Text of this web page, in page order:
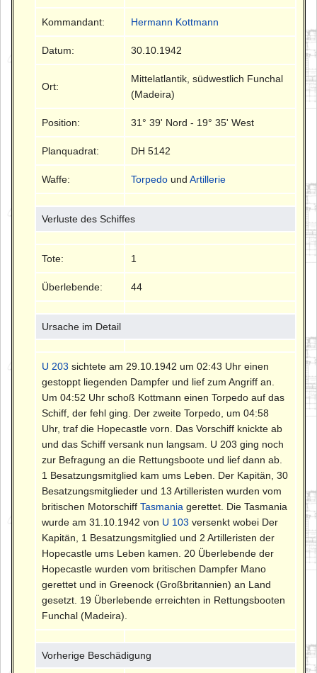
Kommandant: Hermann Kottmann
Datum: 30.10.1942
Ort:
Mittelatlantik, südwestlich Funchal
(Madeira)
Position: 31° 39' Nord - 19° 35' West
Planquadrat: DH 5142
Waffe: Torpedo undArtillerie
Verluste des Schiffes
Tote: 1
Überlebende: 44
Ursache im Detail
U 203 sichtete am 29.10.1942 um 02:43 Uhr einen
gestoppt liegenden Dampfer und lief zum Angriff an.
Um 04:52 Uhr schoß Kottmann einen Torpedo auf das
Schiff, der fehl ging. Der zweite Torpedo, um 04:58
Uhr, traf die Hopecastle vorn. Das Vorschiff knickte ab
und das Schiff versank nun langsam. U 203 ging noch
zur Befragung an die Rettungsboote und lief dann ab.
1 Besatzungsmitglied kam ums Leben. Der Kapitän, 30
Besatzungsmitglieder und 13 Artilleristen wurden vom
britischen MotorschiffTasmania gerettet. Die Tasmania
wurde am 31.10.1942 von U 103 versenkt wobei Der
Kapitän, 1 Besatzungsmitglied und 2 Artilleristen der
Hopecastle ums Leben kamen. 20 Überlebende der
Hopecastle wurden vom britischen Dampfer Mano
gerettet und in Greenock (Großbritannien) an Land
gesetzt. 19 Überlebende erreichten in Rettungsbooten
Funchal (Madeira).
Vorherige Beschädigung